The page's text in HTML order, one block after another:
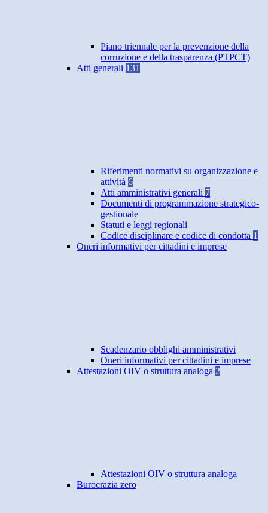
Piano triennale per la prevenzione della
corruzione e della trasparenza (PTPCT)
Atti generali 131
Riferimenti normativi su organizzazione e
attività 6
Atti amministrativi generali 7
Documenti di programmazione strategico-
gestionale
Statuti e leggi regionali
Codice disciplinare e codice di condotta 1
Oneri informativi per cittadini e imprese
Scadenzario obblighi amministrativi
Oneri informativi per cittadini e imprese
Attestazioni OIV o struttura analoga 2
Attestazioni OIV o struttura analoga
Burocrazia zero